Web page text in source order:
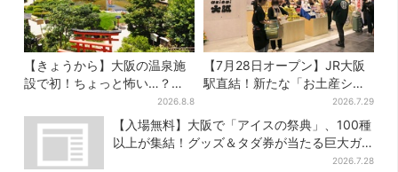
【きょうから】大阪の温泉施
設で初！ちょっと怖い…？体
験型イベント、限定グルメ＆
盆踊りも
2026.8.8
【7月28日オープン】JR大阪
駅直結！新たな「お土産ショ
ップ」、銘菓バラ売りで地元
民の“おやつ調達”にも
2026.7.29
【入場無料】大阪で「アイスの祭典」、100種
以上が集結！グッズ＆タダ券が当たる巨大ガ
2026.7.28